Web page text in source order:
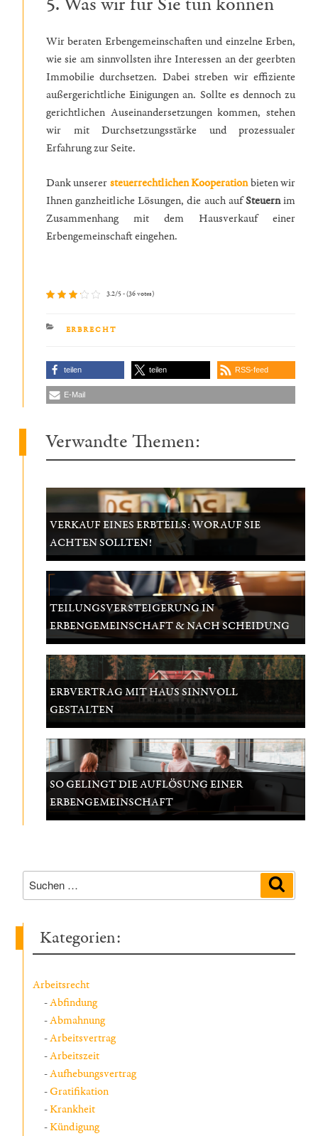
Wir beraten Erbengemeinschaften und einzelne Erben,
wie sie am sinnvollsten ihre Interessen an der geerbten
Immobilie durchsetzen. Dabei streben wir effiziente
außergerichtliche Einigungen an. Sollte es dennoch zu
gerichtlichen Auseinandersetzungen kommen, stehen
wir mit Durchsetzungsstärke und prozessualer
Erfahrung zur Seite.
Dank unserersteuerrechtlichen Kooperationbieten wir
Ihnen ganzheitliche Lösungen, die auch aufSteuernim
Zusammenhang mit dem Hausverkauf einer
Erbengemeinschaft eingehen.
3.2/5 - (36 votes)
KATEGORIEN
ERBRECHT
teilen teilen RSS-feed
E-Mail
Verwandte Themen:
VERKAUF EINES ERBTEILS: WORAUF SIE
ACHTEN SOLLTEN!
TEILUNGSVERSTEIGERUNG IN
ERBENGEMEINSCHAFT & NACH SCHEIDUNG
ERBVERTRAG MIT HAUS SINNVOLL
GESTALTEN
SO GELINGT DIE AUFLÖSUNG EINER
ERBENGEMEINSCHAFT
Suchen
nach:
Kategorien:
Arbeitsrecht
Abfindung
Abmahnung
Arbeitsvertrag
Arbeitszeit
Aufhebungsvertrag
Gratifikation
Krankheit
Kündigung